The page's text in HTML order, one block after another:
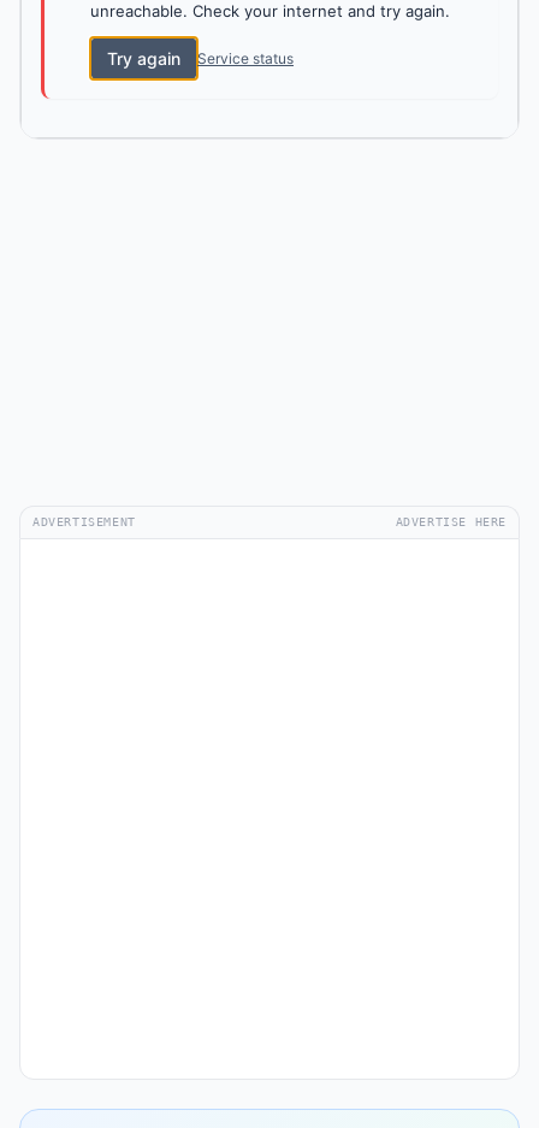
unreachable. Check your internet and try again.
Try again Service status
ADVERTISEMENT ADVERTISE HERE